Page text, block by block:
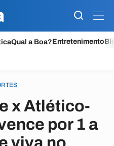
Qual a Boa?Entretenimento
x Atlético-
por 1 a